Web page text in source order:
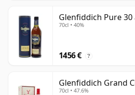
Glenfiddich Pure 30
70cl • 40%
1456 € ?
Glenfiddich Grand
70cl • 47.6%